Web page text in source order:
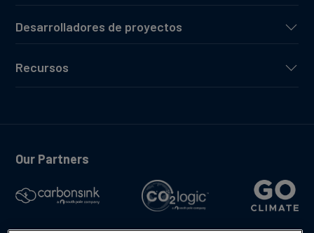
Desarrolladores de proyectos
Recursos
Our Partners